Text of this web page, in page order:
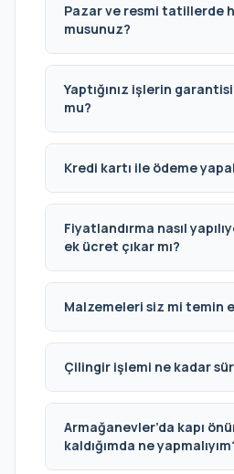
Pazar ve resmi tatillerde
musunuz?
Yaptığınız işlerin
mu?
Kredi kartı ile ödeme
Fiyatlandırma nasıl
ek ücret çıkar mı?
Malzemeleri siz mi temin
Çilingir işlemi ne kadar
Armağanevler’da kapı
kaldığımda ne